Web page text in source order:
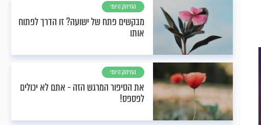
החיזוק היומי
מבקשים פתח של ישועה? זו הדרך לפתוח
אותו
החיזוק היומי
את הסיפור המרגש הזה - אתם לא יכולים
לפספס!